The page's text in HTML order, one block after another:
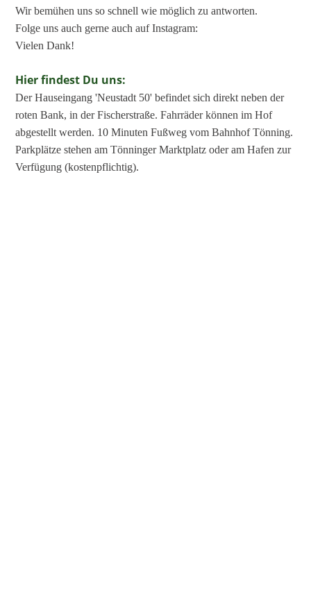
Wir bemühen uns so schnell wie möglich zu antworten.
Folge uns auch gerne auch auf Instagram:
Vielen Dank!
Hier findest Du uns:
Der Hauseingang 'Neustadt 50' befindet sich direkt neben der
roten Bank, in der Fischerstraße. Fahrräder können im Hof
abgestellt werden. 10 Minuten Fußweg vom Bahnhof Tönning.
Parkplätze stehen am Tönninger Marktplatz oder am Hafen zur
Verfügung (kostenpflichtig).